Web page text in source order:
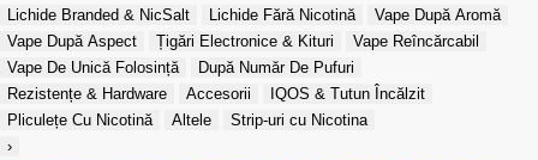
Lichide Branded & NicSalt
Lichide Fără Nicotină
Vape După Aromă
Vape După Aspect
Țigări Electronice & Kituri
Vape Reîncărcabil
Vape De Unică Folosință
După Număr De Pufuri
Rezistențe & Hardware
Accesorii
IQOS & Tutun Încălzit
Pliculețe Cu Nicotină
Altele
Strip-uri cu Nicotina
›